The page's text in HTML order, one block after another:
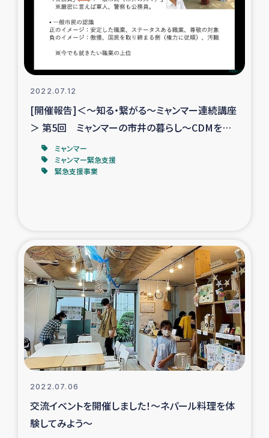
2022.07.12
[開催報告]＜～知る・繋がる～ミャンマー連続講座
＞ 第5回 ミャンマーの市井の暮らし～CDMを率
いる公務員を事例に～
ミャンマー
ミャンマー緊急支援
緊急支援事業
2022.07.06
交流イベントを開催しました！～ネパール料理を体
験してみよう～